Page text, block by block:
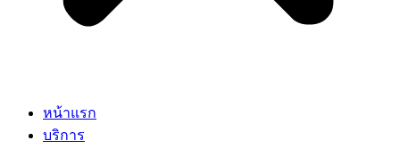
หน้าแรก
บริการ